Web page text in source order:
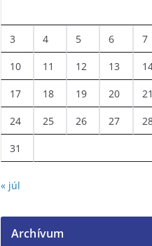
3 4 5 6 7
10 11 12 13
17 18 19 20 21
24 25 26 27
31
« júl
Archívum